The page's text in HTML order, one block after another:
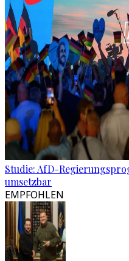
Studie: AfD-
umsetzbar
EMPFOHLEN